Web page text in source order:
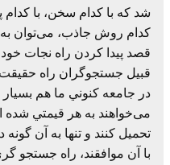
شد که با کدام سخن، با کدام
کدام روش جاذب، می‌توان به
قصد پيدا کردن راه نجات خود
قبيل جستجوگران راه حقيقت
در جامعه کنوني ما هم
می‌خواهند به هر قيمتي شده
تحميل کنند و تنها به آن
با آن موافقند، راه جستجو